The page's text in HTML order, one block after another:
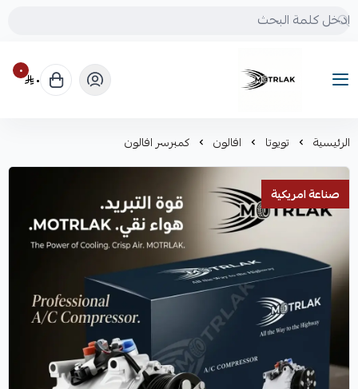
Motrlak
٠ ٠
الرئيسية تويوتا افالون كمبرسر افالون
صناعة امريكية